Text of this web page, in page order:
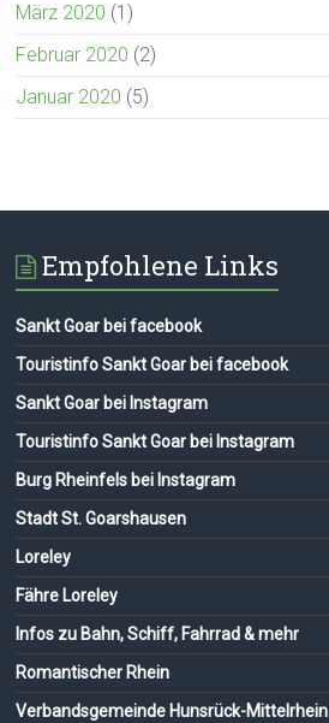
März 2020 (1)
Februar 2020 (2)
Januar 2020 (5)
Empfohlene Links
Sankt Goar bei facebook
Touristinfo Sankt Goar bei facebook
Sankt Goar bei Instagram
Touristinfo Sankt Goar bei Instagram
Burg Rheinfels bei Instagram
Stadt St. Goarshausen
Loreley
Fähre Loreley
Infos zu Bahn, Schiff, Fahrrad & mehr
Romantischer Rhein
Verbandsgemeinde Hunsrück-Mittelrhein